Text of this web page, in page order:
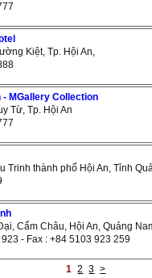
Kiệt, Tp. Hội An,
- MGallery Collection
Từ, Tp. Hội An
Trinh thành phố Hội An, Tỉnh
Cẩm Châu, Hội An, Quảng
- Fax : +84 5103 923 259
1 2 3 >